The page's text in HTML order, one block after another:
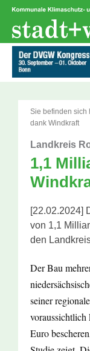
Zum
springen
Sie befinden sich
dank Windkraft
Landkreis
1,1
[22.02.2024]
von 1,1
den
Der Bau
seiner
Euro